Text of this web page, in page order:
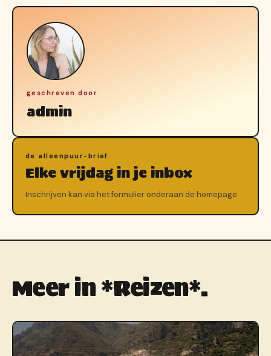
geschreven door
admin
de alleenpuur-brief
Elke vrijdag in je inbox
Inschrijven kan via het formulier onderaan de homepage.
Meer in *Reizen*.